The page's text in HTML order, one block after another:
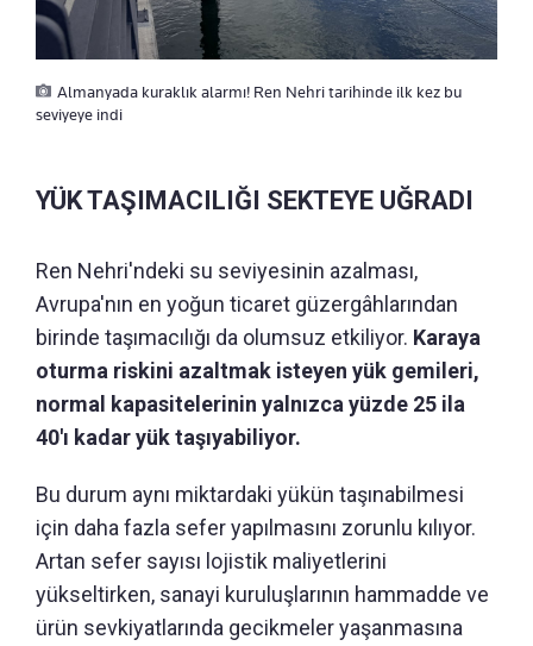
Almanyada kuraklık alarmı! Ren Nehri tarihinde ilk kez bu
seviyeye indi
YÜK TAŞIMACILIĞI SEKTEYE UĞRADI
Ren Nehri'ndeki su seviyesinin azalması,
Avrupa'nın en yoğun ticaret güzergâhlarından
birinde taşımacılığı da olumsuz etkiliyor. Karaya
oturma riskini azaltmak isteyen yük gemileri,
normal kapasitelerinin yalnızca yüzde 25 ila
40'ı kadar yük taşıyabiliyor.
Bu durum aynı miktardaki yükün taşınabilmesi
için daha fazla sefer yapılmasını zorunlu kılıyor.
Artan sefer sayısı lojistik maliyetlerini
yükseltirken, sanayi kuruluşlarının hammadde ve
ürün sevkiyatlarında gecikmeler yaşanmasına